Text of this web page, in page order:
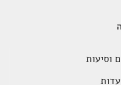
וסיעות